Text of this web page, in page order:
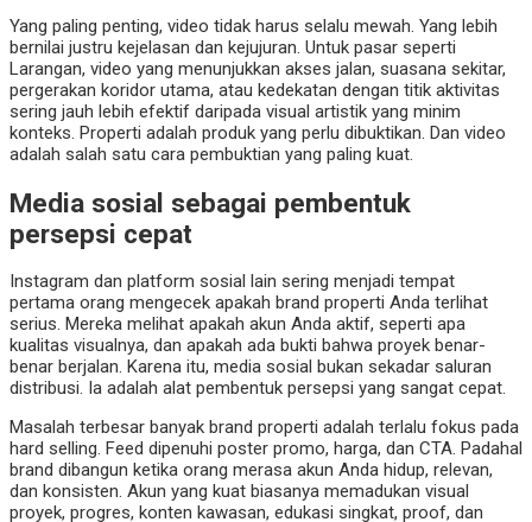
Yang paling penting, video tidak harus selalu mewah. Yang lebih
bernilai justru kejelasan dan kejujuran. Untuk pasar seperti
Larangan, video yang menunjukkan akses jalan, suasana sekitar,
pergerakan koridor utama, atau kedekatan dengan titik aktivitas
sering jauh lebih efektif daripada visual artistik yang minim
konteks. Properti adalah produk yang perlu dibuktikan. Dan video
adalah salah satu cara pembuktian yang paling kuat.
Media sosial sebagai pembentuk
persepsi cepat
Instagram dan platform sosial lain sering menjadi tempat
pertama orang mengecek apakah brand properti Anda terlihat
serius. Mereka melihat apakah akun Anda aktif, seperti apa
kualitas visualnya, dan apakah ada bukti bahwa proyek benar-
benar berjalan. Karena itu, media sosial bukan sekadar saluran
distribusi. Ia adalah alat pembentuk persepsi yang sangat cepat.
Masalah terbesar banyak brand properti adalah terlalu fokus pada
hard selling. Feed dipenuhi poster promo, harga, dan CTA. Padahal
brand dibangun ketika orang merasa akun Anda hidup, relevan,
dan konsisten. Akun yang kuat biasanya memadukan visual
proyek, progres, konten kawasan, edukasi singkat, proof, dan